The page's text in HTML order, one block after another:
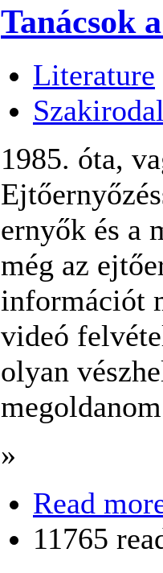
Tanácsok
Literature
1985. óta,
ernyők és a
még az
információt
videó
olyan
»
Read
11765